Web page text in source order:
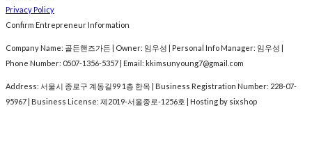
Privacy Policy
Confirm Entrepreneur Information
Company Name: 골든핸즈가든 | Owner: 임우성 | Personal Info Manager: 임우성 |
Phone Number: 0507-1356-5357 | Email: kkimsunyoung7@gmail.com
Address: 서울시 종로구 계동길99 1층 한옥 | Business Registration Number: 228-07-
95967 | Business License: 제2019-서울종로-1256호 | Hosting by sixshop